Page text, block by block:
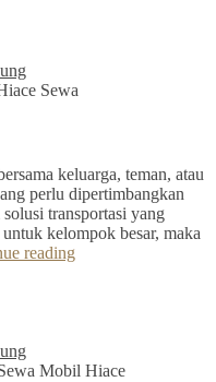
Sewa
keluarga, teman, atau
perlu dipertimbangkan
transportasi yang
kelompok besar, maka
reading
Mobil Hiace